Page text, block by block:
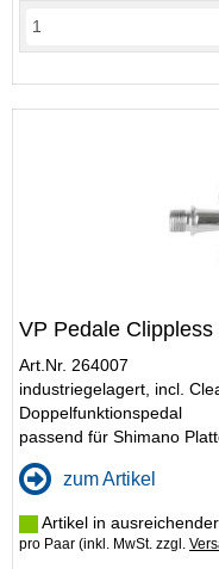
VP Pedale Clippless
Art.Nr. 264007
industriegelagert, incl.
Doppelfunktionspedal
passend für Shimano
zum Artikel
Artikel in
pro Paar (inkl. MwSt. zzgl.